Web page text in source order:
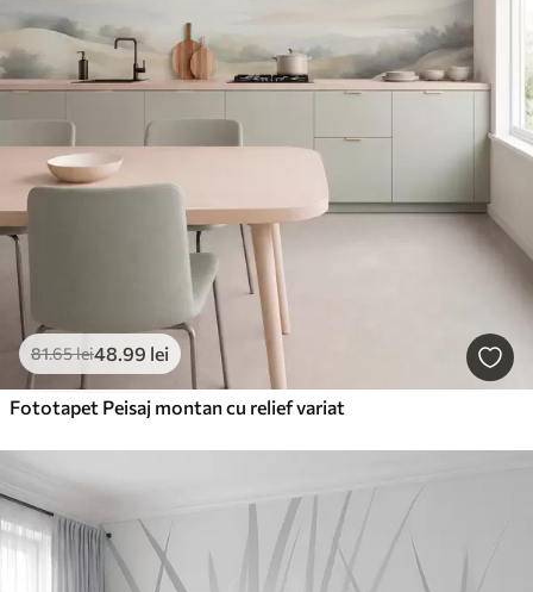
81.65lei48.99 lei
Fototapet Peisaj montan cu relief variat